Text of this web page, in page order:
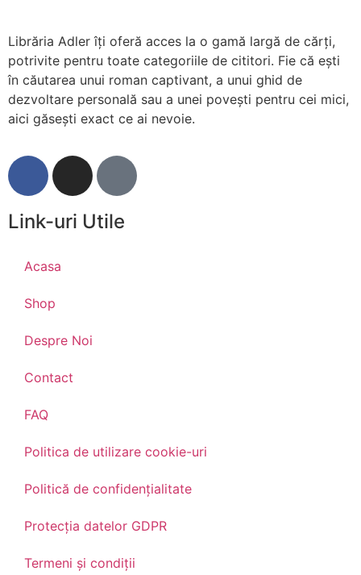
Librăria Adler îți oferă acces la o gamă largă de cărți,
potrivite pentru toate categoriile de cititori. Fie că ești
în căutarea unui roman captivant, a unui ghid de
dezvoltare personală sau a unei povești pentru cei mici,
aici găsești exact ce ai nevoie.
Link-uri Utile
Acasa
Shop
Despre Noi
Contact
FAQ
Politica de utilizare cookie-uri
Politică de confidențialitate
Protecția datelor GDPR
Termeni și condiții